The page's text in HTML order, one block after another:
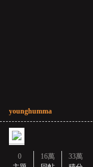
younghumma
0
16萬
33萬